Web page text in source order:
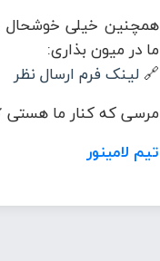
همچنین خیلی خوشحال
ما در میون بذاری:
🔗 لینک فرم ارسال نظر
مرسی که کنار ما هستی
تیم لامینور